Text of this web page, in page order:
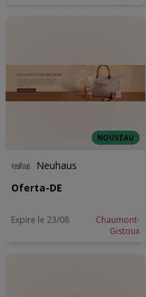
NOUVEAU
Neuhaus
Oferta-DE
Expire le 23/08
Chaumont-
Gistoux